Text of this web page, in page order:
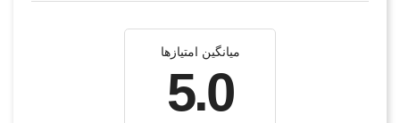
میانگین امتیازها
5.0